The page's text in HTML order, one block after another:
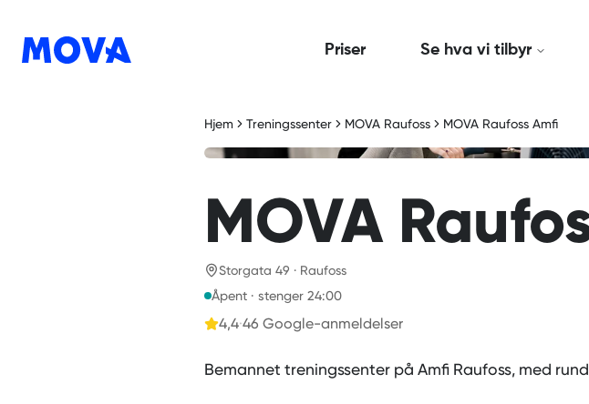
Priser Se hva vi tilbyr
Hjem Treningssenter MOVA Raufoss MOVA Raufoss Amfi
MOVA
Storgata 49 · Raufoss
Åpent · stenger 24:00
4,4·46 Google-anmeldelser
Bemannet treningssenter på Amfi Raufoss, med